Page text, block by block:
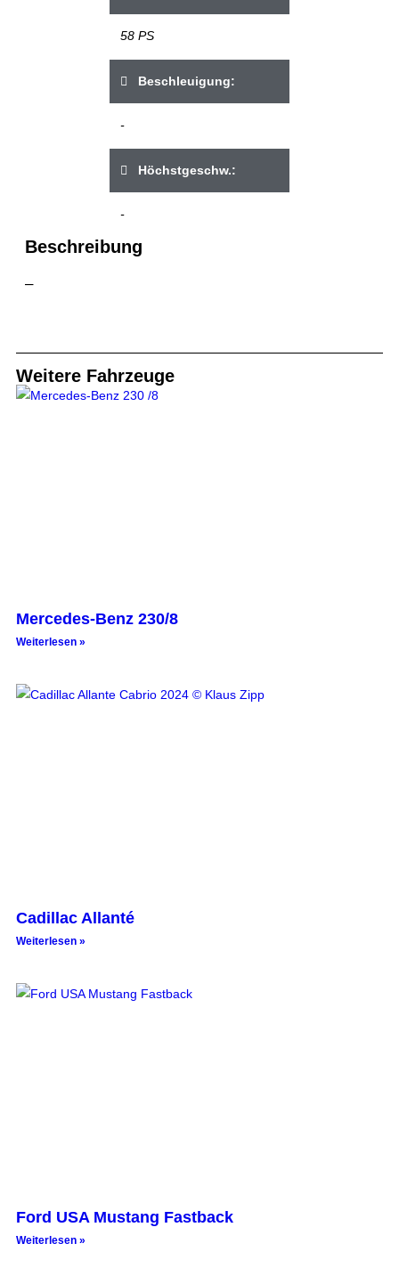
58 PS
Beschleuigung:
-
Höchstgeschw.:
-
Beschreibung
–
Weitere Fahrzeuge
Mercedes-Benz 230/8
Weiterlesen »
Cadillac Allanté
Weiterlesen »
Ford USA Mustang Fastback
Weiterlesen »